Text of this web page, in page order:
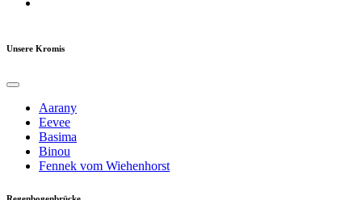
Unsere Kromis
Aarany
Eevee
Basima
Binou
Fennek vom Wiehenhorst
Regenbogenbrücke